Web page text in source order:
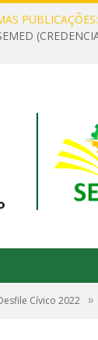
PUBLICAÇÕES:
Cívico 2022 »